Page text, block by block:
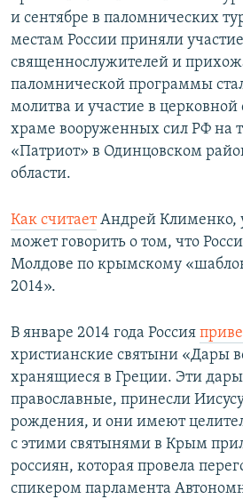
и сентябре в паломнических
местам России приняли
священнослужителей и
паломнической программы
молитва и участие в церковной
храме вооруженных сил РФ на
«Патриот» в Одинцовском
области.
Как считаетАндрей Клименко,
может говорить о том, что
Молдове по крымскому
2014».
В январе 2014 года Россия
христианские святыни «Дары
хранящиеся в Греции. Эти
православные, принесли
рождения, и они имеют
с этими святынями в Крым
россиян, которая провела
спикером парламента